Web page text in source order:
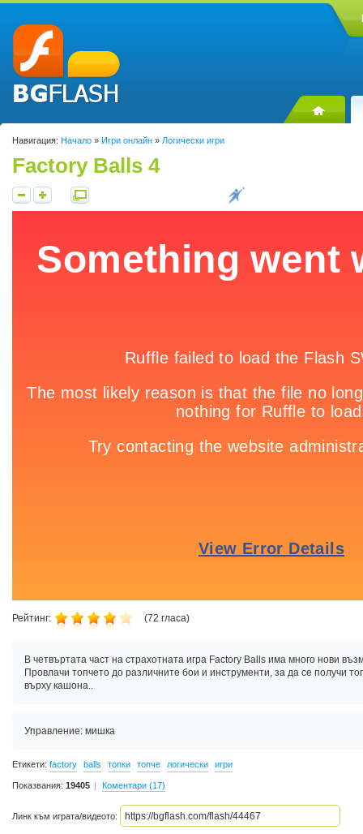
Навигация: Начало » Игри онлайн » Логически игри
Factory Balls 4
Рейтинг: (72 гласа)
В четвъртата част на страхотната игра Factory Balls има много нови
Провлачи топчето до различните бои и инструменти, за да се получи
върху кашона..
Управление: мишка
Етикети: factory balls топки топче логически игри
Показвания: 19405 Коментари (17)
Линк към играта/видеото: